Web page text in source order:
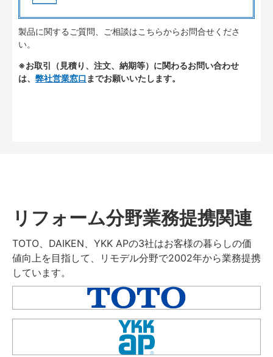
製品に関するご質問、ご相談はこちらからお問合せくださ
い。
※お取引（見積り、注文、納期等）に関わるお問い合わせ
は、 弊社営業窓口 までお願いいたします。
リフォーム分野業務提携関連
TOTO、DAIKEN、YKK APの3社はお客様の暮らしの価
値向上を目指して、リモデル分野で2002年から業務提携
しています。